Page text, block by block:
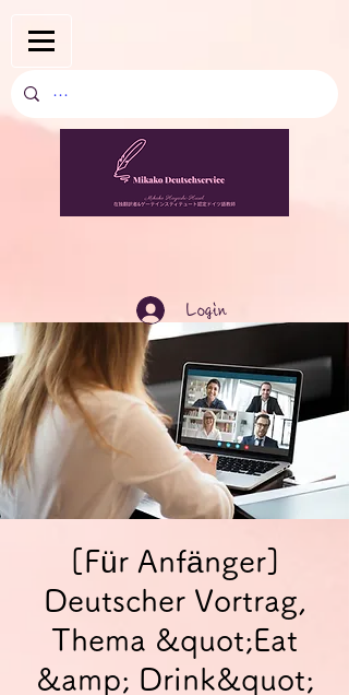
Login
[Für Anfänger]
Deutscher Vortrag,
Thema &quot;Eat
&amp; Drink&quot;